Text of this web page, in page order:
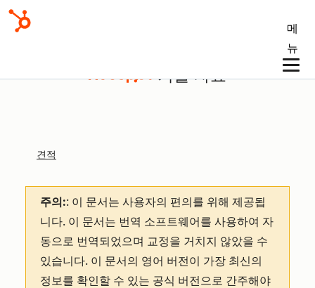
메
뉴
기술 자료
견적
주의:: 이 문서는 사용자의 편의를 위해 제공됩
니다. 이 문서는 번역 소프트웨어를 사용하여 자
동으로 번역되었으며 교정을 거치지 않았을 수
있습니다. 이 문서의 영어 버전이 가장 최신의
정보를 확인할 수 있는 공식 버전으로 간주해야